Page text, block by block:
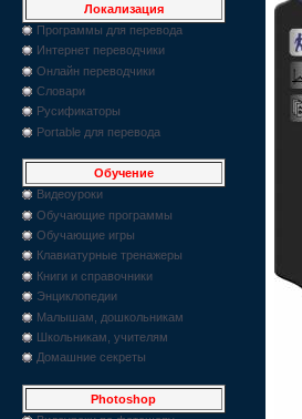
Локализация
Программы для перевода
Интернет переводчики
Онлайн переводчики
Словари
Русификаторы
Portable для перевода
Обучение
Видеоуроки
Обучающие программы
Обучающие игры
Клавиатурные тренажеры
Книги и справочники
Энциклопедии
Малышам, дошкольникам
Школьникам, учителям
Домашние секреты
Photoshop